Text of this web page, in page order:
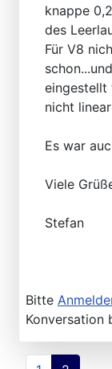
knappe
des
Für V8
eingestellt
nicht
Es war
Viele
Stefan
Bitte
Konversation